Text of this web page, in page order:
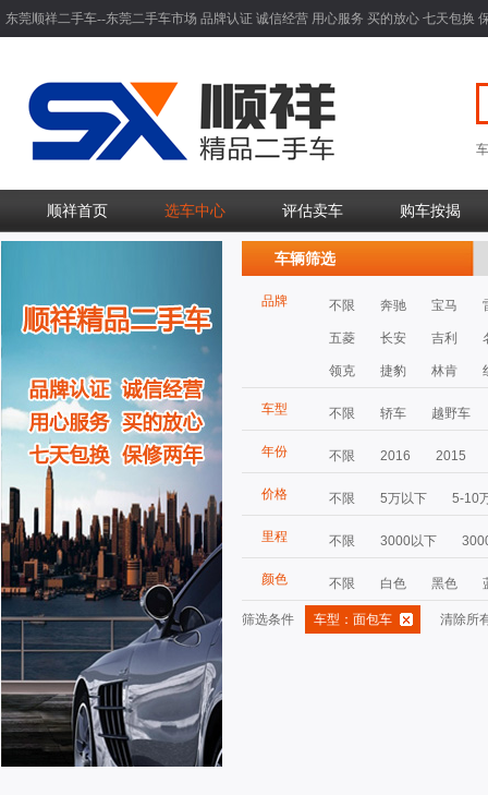
东莞顺祥二手车--东莞二手车市场 品牌认证 诚信经营 用心服务 买的放心 七天包换
顺祥首页 选车中心 评估卖车 购车按揭
车辆筛选
品牌 不限 奔驰 宝马
五菱 长安 吉利
领克 捷豹 林肯
车型 不限 轿车 越野车
年份 不限 2016 2015
价格 不限 5万以下 5-10
里程 不限 3000以下
颜色 不限 白色 黑色
筛选条件 车型：面包车 清除所